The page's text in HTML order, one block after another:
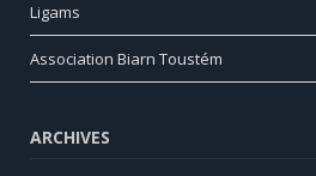
Ligams
Association Biarn Toustém
ARCHIVES